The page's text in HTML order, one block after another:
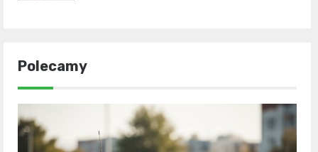
Polecamy